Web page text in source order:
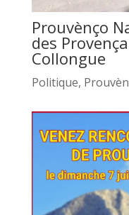
Prouvènço
des
Collongue
Politique,